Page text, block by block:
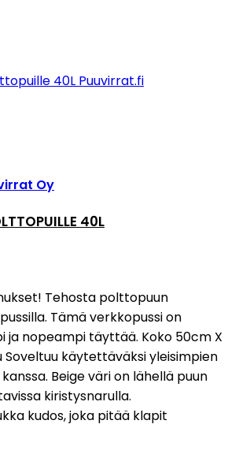
Oy
40L
Tehosta polttopuun
Tämä verkkopussi on
ja nopeampi täyttää. Koko 50cm X
käytettäväksi yleisimpien
Beige väri on lähellä puun
kiristysnarulla.
kudos, joka pitää klapit